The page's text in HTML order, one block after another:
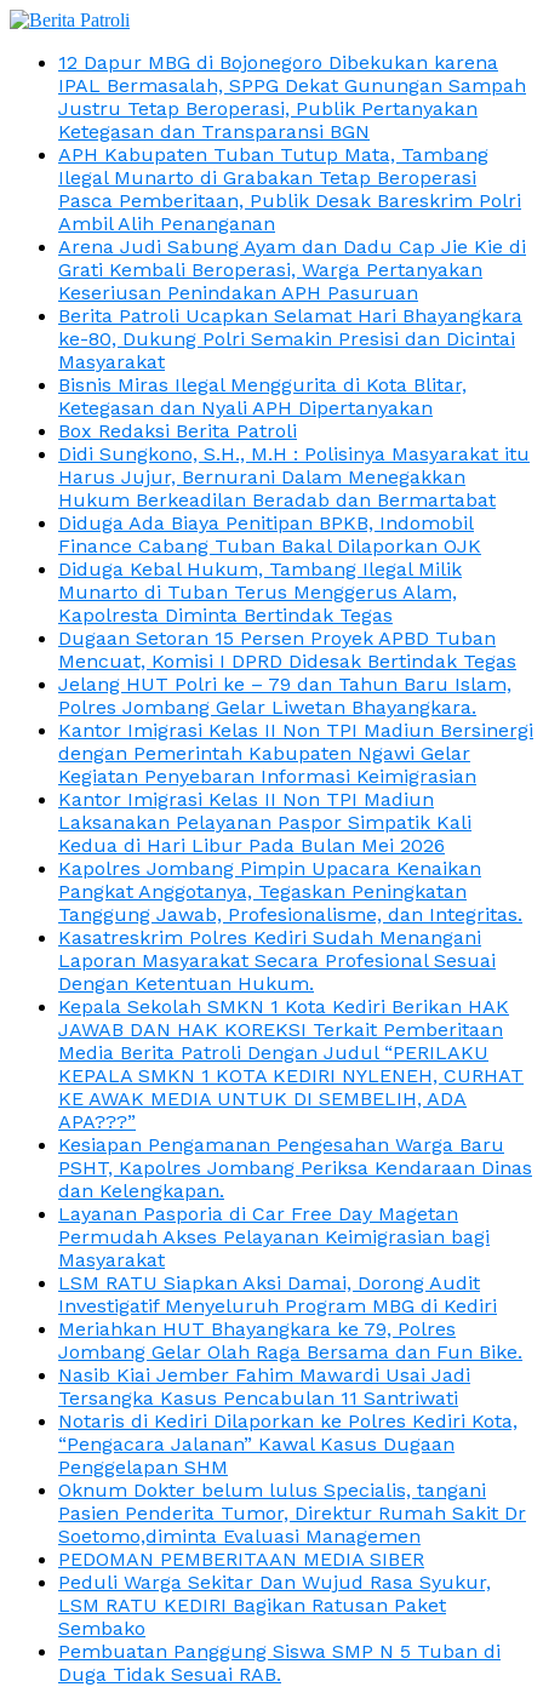
12 Dapur MBG di Bojonegoro Dibekukan karena
IPAL Bermasalah, SPPG Dekat Gunungan Sampah
Justru Tetap Beroperasi, Publik Pertanyakan
Ketegasan dan Transparansi BGN
APH Kabupaten Tuban Tutup Mata, Tambang
Ilegal Munarto di Grabakan Tetap Beroperasi
Pasca Pemberitaan, Publik Desak Bareskrim Polri
Ambil Alih Penanganan
Arena Judi Sabung Ayam dan Dadu Cap Jie Kie di
Grati Kembali Beroperasi, Warga Pertanyakan
Keseriusan Penindakan APH Pasuruan
Berita Patroli Ucapkan Selamat Hari Bhayangkara
ke-80, Dukung Polri Semakin Presisi dan Dicintai
Masyarakat
Bisnis Miras Ilegal Menggurita di Kota Blitar,
Ketegasan dan Nyali APH Dipertanyakan
Box Redaksi Berita Patroli
Didi Sungkono, S.H., M.H : Polisinya Masyarakat itu
Harus Jujur, Bernurani Dalam Menegakkan
Hukum Berkeadilan Beradab dan Bermartabat
Diduga Ada Biaya Penitipan BPKB, Indomobil
Finance Cabang Tuban Bakal Dilaporkan OJK
Diduga Kebal Hukum, Tambang Ilegal Milik
Munarto di Tuban Terus Menggerus Alam,
Kapolresta Diminta Bertindak Tegas
Dugaan Setoran 15 Persen Proyek APBD Tuban
Mencuat, Komisi I DPRD Didesak Bertindak Tegas
Jelang HUT Polri ke – 79 dan Tahun Baru Islam,
Polres Jombang Gelar Liwetan Bhayangkara.
Kantor Imigrasi Kelas II Non TPI Madiun Bersinergi
dengan Pemerintah Kabupaten Ngawi Gelar
Kegiatan Penyebaran Informasi Keimigrasian
Kantor Imigrasi Kelas II Non TPI Madiun
Laksanakan Pelayanan Paspor Simpatik Kali
Kedua di Hari Libur Pada Bulan Mei 2026
Kapolres Jombang Pimpin Upacara Kenaikan
Pangkat Anggotanya, Tegaskan Peningkatan
Tanggung Jawab, Profesionalisme, dan Integritas.
Kasatreskrim Polres Kediri Sudah Menangani
Laporan Masyarakat Secara Profesional Sesuai
Dengan Ketentuan Hukum.
Kepala Sekolah SMKN 1 Kota Kediri Berikan HAK
JAWAB DAN HAK KOREKSI Terkait Pemberitaan
Media Berita Patroli Dengan Judul “PERILAKU
KEPALA SMKN 1 KOTA KEDIRI NYLENEH, CURHAT
KE AWAK MEDIA UNTUK DI SEMBELIH, ADA
APA???”
Kesiapan Pengamanan Pengesahan Warga Baru
PSHT, Kapolres Jombang Periksa Kendaraan Dinas
dan Kelengkapan.
Layanan Pasporia di Car Free Day Magetan
Permudah Akses Pelayanan Keimigrasian bagi
Masyarakat
LSM RATU Siapkan Aksi Damai, Dorong Audit
Investigatif Menyeluruh Program MBG di Kediri
Meriahkan HUT Bhayangkara ke 79, Polres
Jombang Gelar Olah Raga Bersama dan Fun Bike.
Nasib Kiai Jember Fahim Mawardi Usai Jadi
Tersangka Kasus Pencabulan 11 Santriwati
Notaris di Kediri Dilaporkan ke Polres Kediri Kota,
“Pengacara Jalanan” Kawal Kasus Dugaan
Penggelapan SHM
Oknum Dokter belum lulus Specialis, tangani
Pasien Penderita Tumor, Direktur Rumah Sakit Dr
Soetomo,diminta Evaluasi Managemen
PEDOMAN PEMBERITAAN MEDIA SIBER
Peduli Warga Sekitar Dan Wujud Rasa Syukur,
LSM RATU KEDIRI Bagikan Ratusan Paket
Sembako
Pembuatan Panggung Siswa SMP N 5 Tuban di
Duga Tidak Sesuai RAB.